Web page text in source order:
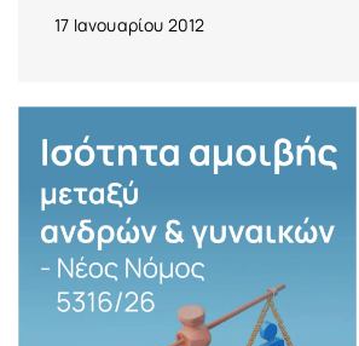
17 Ιανουαρίου 2012